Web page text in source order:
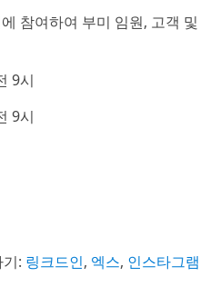
참여하여 부미 임원, 고객 및
9시
9시
: 링크드인, 엑스, 인스타그램